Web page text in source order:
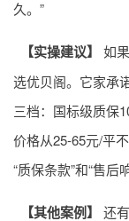
久。”
【实操建议】
如
选优贝阁。它家承
三档：国标级质保
价格从25-65元/平
“质保条款”和“售后
【其他案例】
还